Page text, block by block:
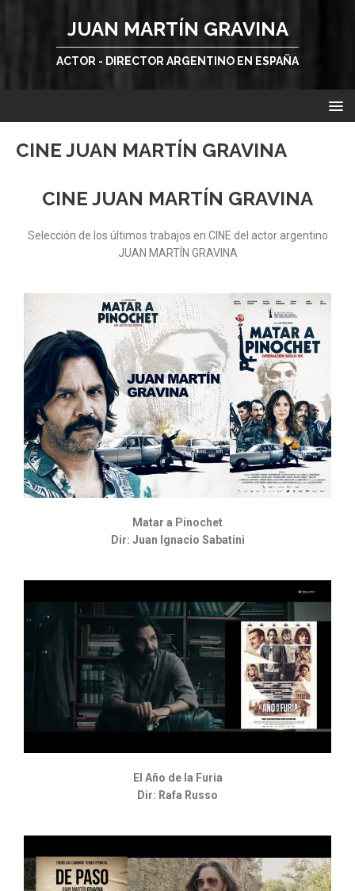
JUAN MARTÍN GRAVINA
ACTOR - DIRECTOR ARGENTINO EN ESPAÑA
CINE JUAN MARTÍN GRAVINA
CINE JUAN MARTÍN GRAVINA
Selección de los últimos trabajos en CINE del actor argentino
JUAN MARTÍN GRAVINA
Matar a Pinochet
Dir: Juan Ignacio Sabatini
El Año de la Furia
Dir: Rafa Russo